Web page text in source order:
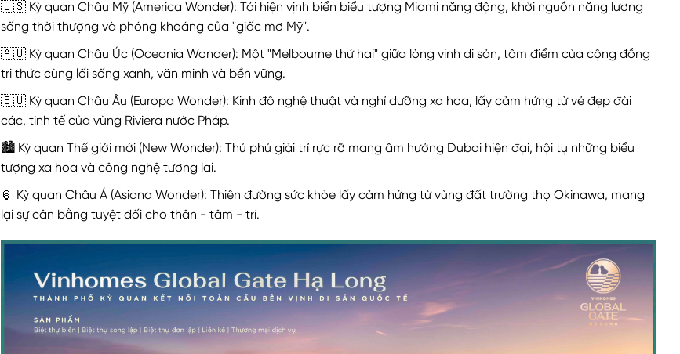
🇺🇸 Kỳ quan Châu Mỹ (America Wonder): Tái hiện vịnh biển biểu tượng Miami năng động, khởi nguồn năng lượng
sống thời thượng và phóng khoáng của "giấc mơ Mỹ".
🇦🇺 Kỳ quan Châu Úc (Oceania Wonder): Một "Melbourne thứ hai" giữa lòng vịnh di sản, tâm điểm của cộng đồng
tri thức cùng lối sống xanh, văn minh và bền vững.
🇪🇺 Kỳ quan Châu Âu (Europa Wonder): Kinh đô nghệ thuật và nghỉ dưỡng xa hoa, lấy cảm hứng từ vẻ đẹp đài
các, tinh tế của vùng Riviera nước Pháp.
🏙️ Kỳ quan Thế giới mới (New Wonder): Thủ phủ giải trí rực rỡ mang âm hưởng Dubai hiện đại, hội tụ những biểu
tượng xa hoa và công nghệ tương lai.
🏮 Kỳ quan Châu Á (Asiana Wonder): Thiên đường sức khỏe lấy cảm hứng từ vùng đất trường thọ Okinawa, mang
lại sự cân bằng tuyệt đối cho thân - tâm - trí.